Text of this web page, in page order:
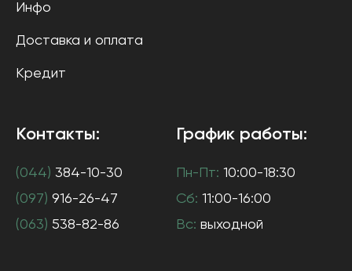
Инфо
Доставка и оплата
Кредит
Контакты:
(044) 384-10-30
(097) 916-26-47
(063) 538-82-86
График работы:
Пн-Пт: 10:00-18:30
Сб: 11:00-16:00
Вс: выходной